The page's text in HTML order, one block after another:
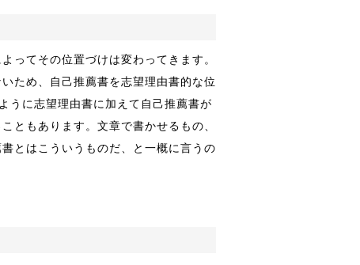
ってその位置づけは変わってきます。
ため、自己推薦書を志望理由書的な位
うに志望理由書に加えて自己推薦書が
ともあります。文章で書かせるもの、
とはこういうものだ、と一概に言うの